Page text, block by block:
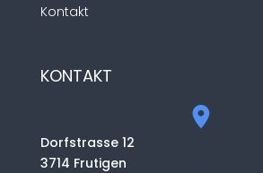
Kontakt
KONTAKT
Dorfstrasse 12
3714 Frutigen